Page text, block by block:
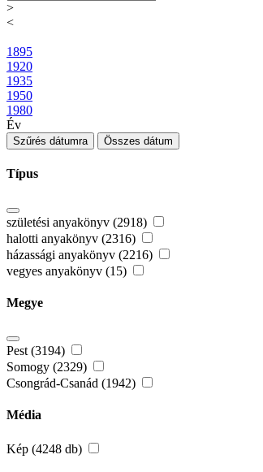
>
<
1895
1920
1935
1950
1980
Év
Szűrés dátumra Összes dátum
Típus
születési anyakönyv (2918)
halotti anyakönyv (2316)
házassági anyakönyv (2216)
vegyes anyakönyv (15)
Megye
Pest (3194)
Somogy (2329)
Csongrád-Csanád (1942)
Média
Kép (4248 db)